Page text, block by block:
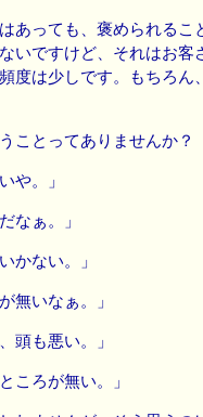
あっても、褒められるこ
いですけど、それはお客
度は少しです。もちろん
ことってありませんか？
や。」
なぁ。」
かない。」
無いなぁ。」
頭も悪い。」
ころが無い。」